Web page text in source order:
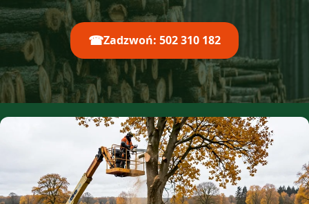
☎Zadzwoń: 502 310 182